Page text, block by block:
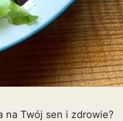
na Twój sen i zdrowie?